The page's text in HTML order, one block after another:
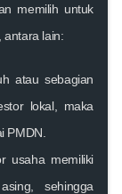
memilih untuk
antara lain:
atau sebagian
lokal, maka
PMDN.
usaha memiliki
sehingga